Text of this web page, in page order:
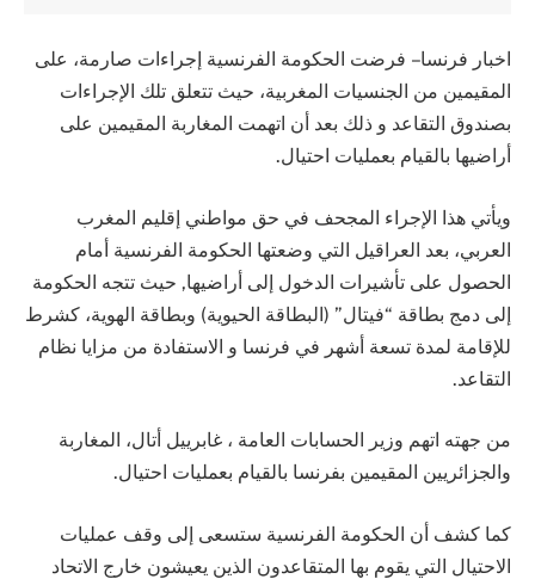
اخبار فرنسا – فرضت الحكومة الفرنسية إجراءات صارمة، على
المقيمين من الجنسيات المغربية، حيث تتعلق تلك الإجراءات
بصندوق التقاعد و ذلك بعد أن اتهمت المغاربة المقيمين على
أراضيها بالقيام بعمليات احتيال.
ويأتي هذا الإجراء المجحف في حق مواطني إقليم المغرب
العربي، بعد العراقيل التي وضعتها الحكومة الفرنسية أمام
الحصول على تأشيرات الدخول إلى أراضيها, حيث تتجه الحكومة
إلى دمج بطاقة “فيتال” (البطاقة الحيوية) وبطاقة الهوية، كشرط
للإقامة لمدة تسعة أشهر في فرنسا و الاستفادة من مزايا نظام
التقاعد.
من جهته اتهم وزير الحسابات العامة ، غابرييل أتال، المغاربة
والجزائريين المقيمين بفرنسا بالقيام بعمليات احتيال.
كما كشف أن الحكومة الفرنسية ستسعى إلى وقف عمليات
الاحتيال التي يقوم بها المتقاعدون الذين يعيشون خارج الاتحاد